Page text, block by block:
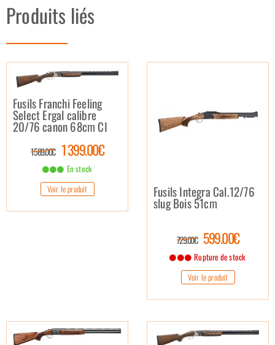
Produits liés
Fusils Franchi Feeling
Select Ergal calibre
20/76 canon 68cm CI
1 589.00€ 1 399.00€
En stock
Voir le produit
Fusils Integra Cal.12/76
slug Bois 51cm
729.00€ 599.00€
Rupture de stock
Voir le produit